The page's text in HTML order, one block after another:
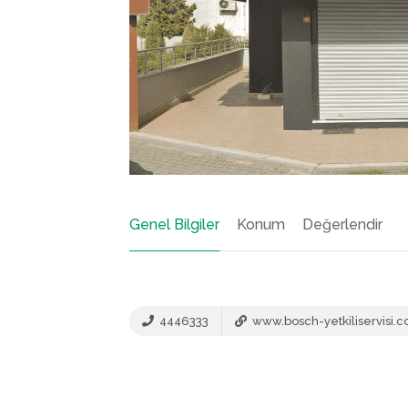
Genel Bilgiler Konum Değerlendir
4446333 www.bosch-